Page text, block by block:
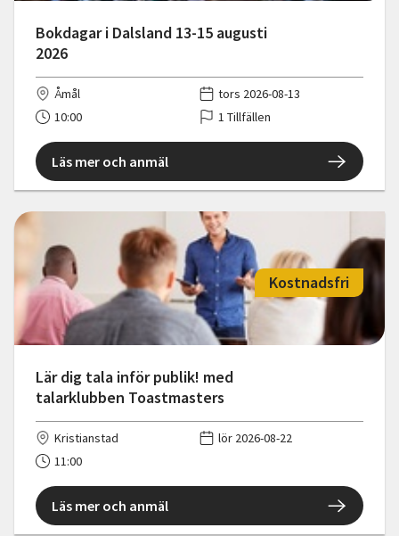
Bokdagar i Dalsland 13-15 augusti
2026
Åmål
tors 2026-08-13
10:00
1 Tillfällen
Läs mer och anmäl
Lär dig tala inför publik! med
talarklubben Toastmasters
Kostnadsfri
Kristianstad
lör 2026-08-22
11:00
Läs mer och anmäl